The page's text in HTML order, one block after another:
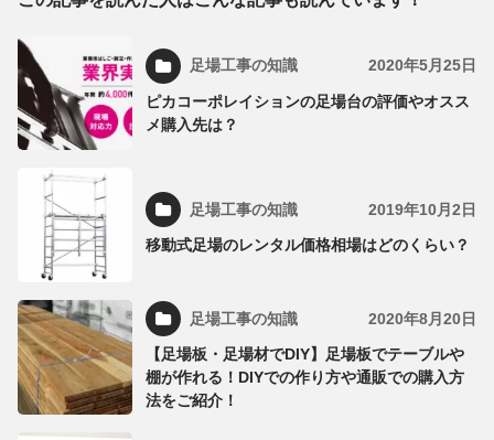
足場工事の知識 2020年5月25日
ピカコーポレイションの足場台の評価やオスス
メ購入先は？
足場工事の知識 2019年10月2日
移動式足場のレンタル価格相場はどのくらい？
足場工事の知識 2020年8月20日
【足場板・足場材でDIY】足場板でテーブルや
棚が作れる！DIYでの作り方や通販での購入方
法をご紹介！